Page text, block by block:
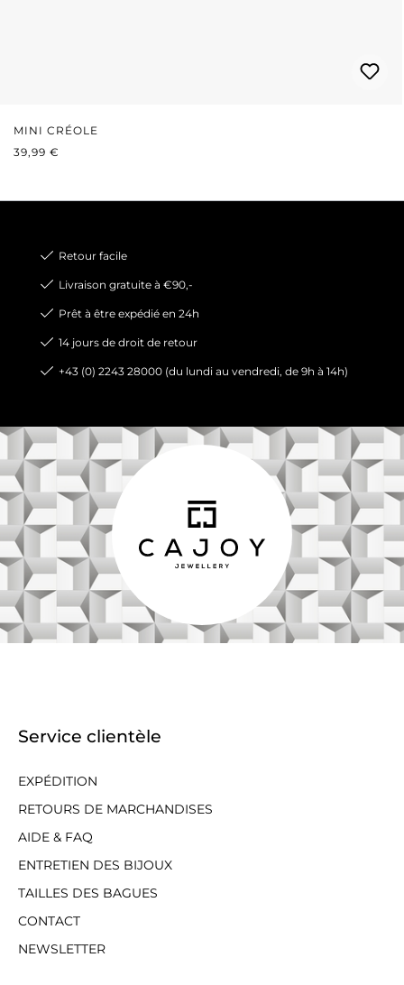
MINI CRÉOLE
PRIX RÉGULIER :
39,99 €
Retour facile
Livraison gratuite à €90,-
Prêt à être expédié en 24h
14 jours de droit de retour
+43 (0) 2243 28000 (du lundi au vendredi, de 9h à 14h)
Service clientèle
EXPÉDITION
RETOURS DE MARCHANDISES
AIDE & FAQ
ENTRETIEN DES BIJOUX
TAILLES DES BAGUES
CONTACT
NEWSLETTER